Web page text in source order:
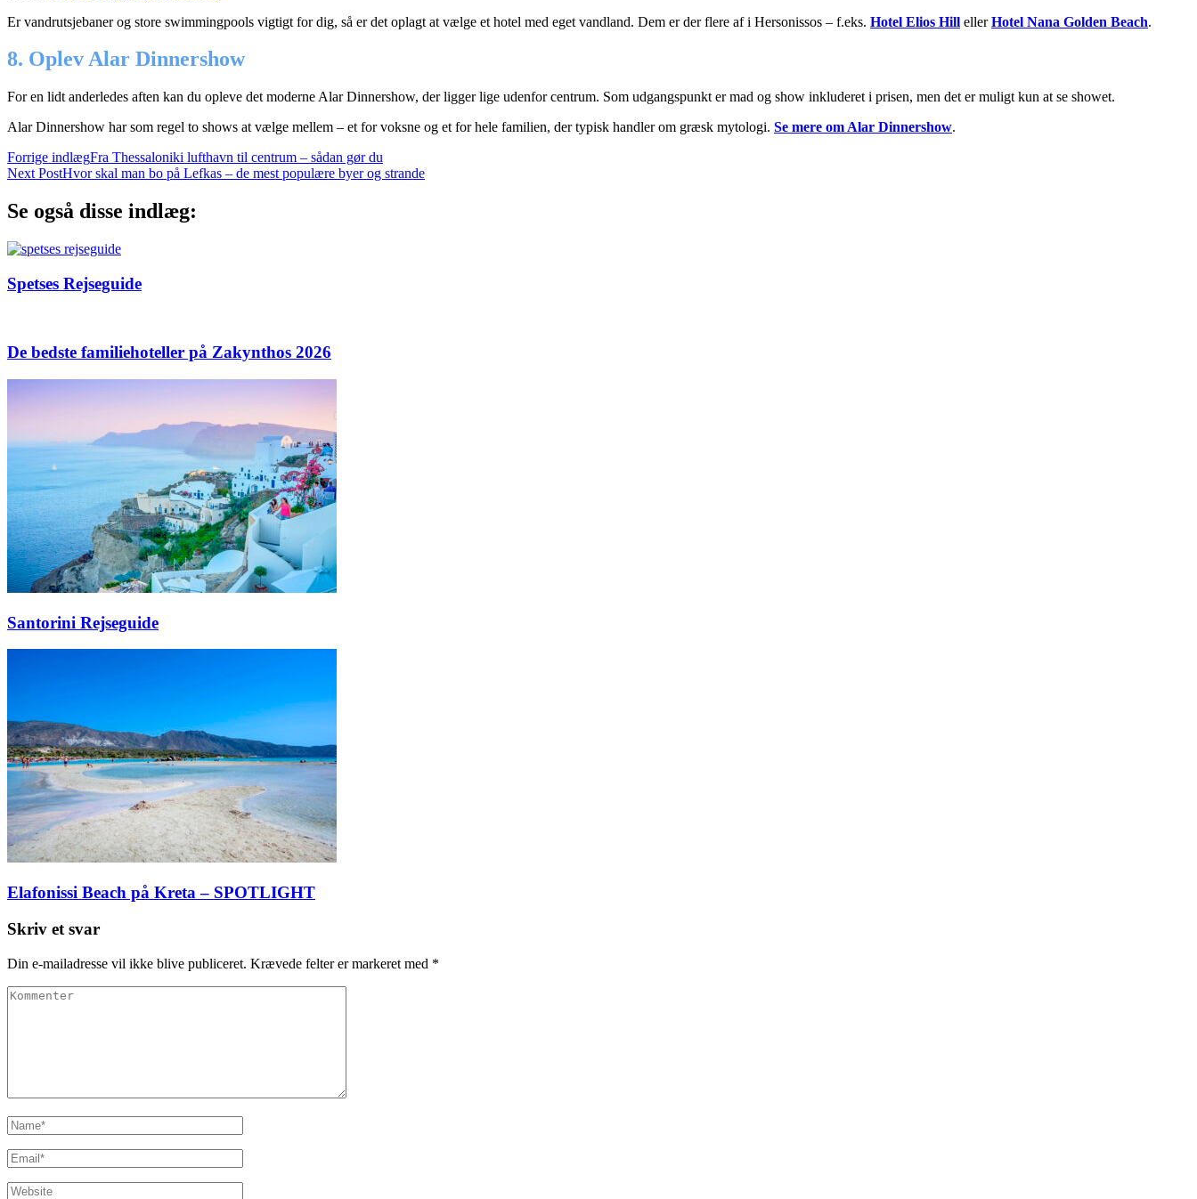
Er vandrutsjebaner og store swimmingpools vigtigt for dig, så er det oplagt at vælge et hotel med eget vandland. Dem er der flere af i Hersonissos – f.eks. Hotel Elios Hill ellerHotel Nana Golden Beach.
8. Oplev Alar Dinnershow
For en lidt anderledes aften kan du opleve det moderne Alar Dinnershow, der ligger lige udenfor centrum. Som udgangspunkt er mad og show inkluderet i prisen, men det er muligt kun at se showet.
Alar Dinnershow har som regel to shows at vælge mellem – et for voksne og et for hele familien, der typisk handler om græsk mytologi. Se mere om Alar Dinnershow.
Post
Navigation
Forrige indlægFra Thessaloniki lufthavn til centrum – sådan gør du
Next PostHvor skal man bo på Lefkas – de mest populære byer og strande
Se også disse indlæg:
Spetses Rejseguide
De bedste familiehoteller på Zakynthos 2026
Santorini Rejseguide
Elafonissi Beach på Kreta – SPOTLIGHT
Skriv et svar
Din e-mailadresse vil ikke blive publiceret. Krævede felter er markeret med *
Kommenter
Name*
Email*
Website